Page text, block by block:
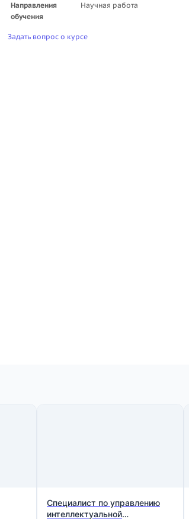
Направления
обучения
Научная работа
Задать вопрос о курсе
Специалист по управлению
интеллектуальной